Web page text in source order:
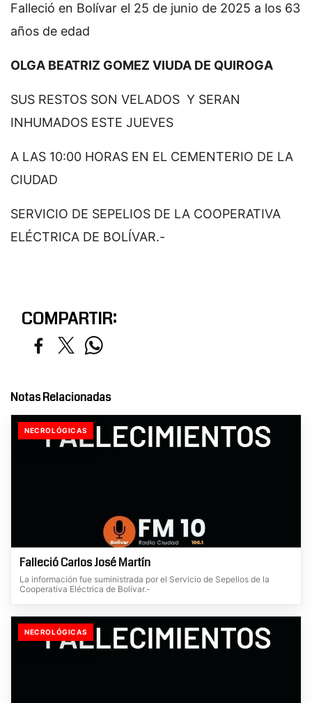
Falleció en Bolívar el 25 de junio de 2025 a los 63
años de edad
OLGA BEATRIZ GOMEZ VIUDA DE QUIROGA
SUS RESTOS SON VELADOS Y SERAN
INHUMADOS ESTE JUEVES
A LAS 10:00 HORAS EN EL CEMENTERIO DE LA
CIUDAD
SERVICIO DE SEPELIOS DE LA COOPERATIVA
ELÉCTRICA DE BOLÍVAR.-
COMPARTIR:
Notas Relacionadas
NECROLÓGICAS
Falleció Carlos José Martín
La información fue suministrada por el Servicio de Sepelios de la
Cooperativa Eléctrica de Bolívar.-
NECROLÓGICAS